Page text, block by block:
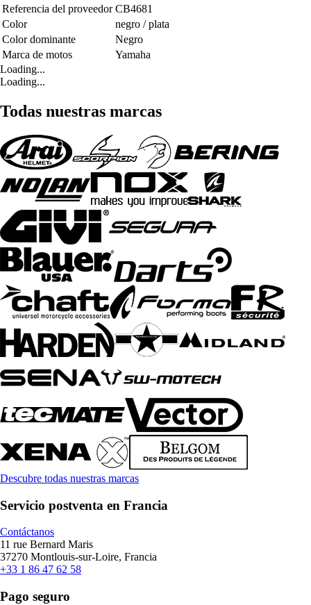
Referencia del proveedor CB4681
Color
negro / plata
Color dominante
Negro
Marca de motos
Yamaha
Loading...
Loading...
Todas nuestras marcas
Descubre todas nuestras marcas
Servicio postventa en Francia
Contáctanos
11 rue Bernard Maris
37270 Montlouis-sur-Loire, Francia
+33 1 86 47 62 58
Pago seguro